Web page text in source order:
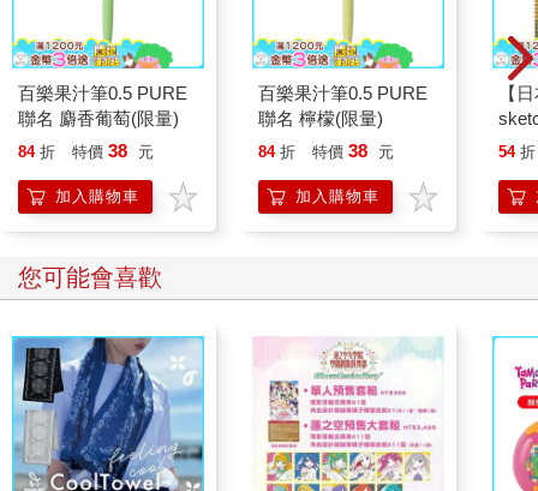
百樂果汁筆0.5 PURE
聯名 麝香葡萄(限量)
84 折 特價 38 元
加入購物車
百樂果汁筆0.5 PURE
聯名 檸檬(限量)
84 折 特價 38 元
加入購物車
【
本
54 折
您可能會喜歡